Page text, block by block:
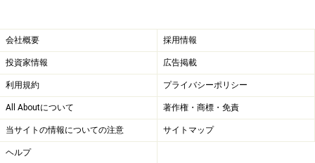
いるのです。
eez（排他的経済水域）と「領海」「公海」
との違い
会社概要 採用情報
投資家情報 広告掲載
利用規約 プライバシーポリシー
All Aboutについて 著作権・商標・免責
当サイトの情報についての注意 サイトマップ
ヘルプ